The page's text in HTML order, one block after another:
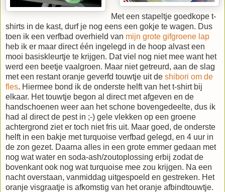
Met een stapeltje goedkope t-
shirts in de kast, durf je nog eens een gokje te wagen. Dus
toen ik een verfbad overhield van mijn grote gifgroene lap
heb ik er maar direct één ingelegd in de hoop alvast een
mooi basiskleurtje te krijgen. Dat viel nog niet mee want het
werd een beetje vaalgroen. Maar niet getreurd, aan de slag
met een restant oranje geverfd touwtje uit de shibori om de
fles. Hiermee bond ik de onderste helft van het t-shirt bij
elkaar. Het touwtje begon al direct met afgeven en de
handschoenen weer aan het schone bovengedeelte, dus ik
had al direct de pest in ;-) gele vlekken op een groene
achtergrond ziet er toch niet fris uit. Maar goed, de onderste
helft in een bakje met turquoise verfbad gelegd, en 4 uur in
de zon gezet. Daarna alles in een grote emmer gedaan met
nog wat water en soda-ash/zoutoplossing erbij zodat de
bovenkant ook nog wat turquoise mee zou krijgen. Na een
nacht overstaan, vanmiddag uitgespoeld en gestreken. Het
oranje visgraatje is afkomstig van het oranje afbindtouwtje.